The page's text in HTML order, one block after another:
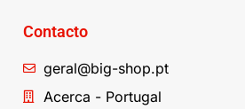
Contacto
geral@big-shop.pt
Acerca - Portugal